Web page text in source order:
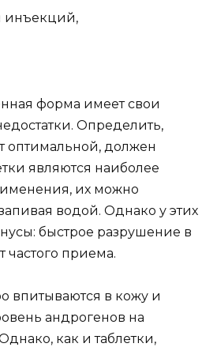
инъекций,
форма имеет свои
Определить,
оптимальной, должен
являются наиболее
их можно
водой. Однако у этих
быстрое разрушение в
частого приема.
впитываются в кожу и
андрогенов на
как и таблетки,